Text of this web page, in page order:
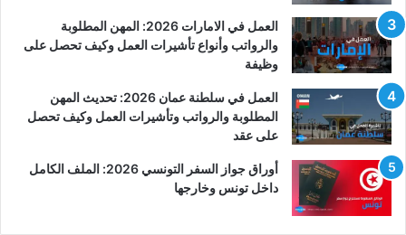
العمل في الامارات 2026: المهن المطلوبة
والرواتب وأنواع تأشيرات العمل وكيف تحصل على
وظيفة
العمل في سلطنة عمان 2026: تحديث المهن
المطلوبة والرواتب وتأشيرات العمل وكيف تحصل
على عقد
أوراق جواز السفر التونسي 2026: الملف الكامل
داخل تونس وخارجها